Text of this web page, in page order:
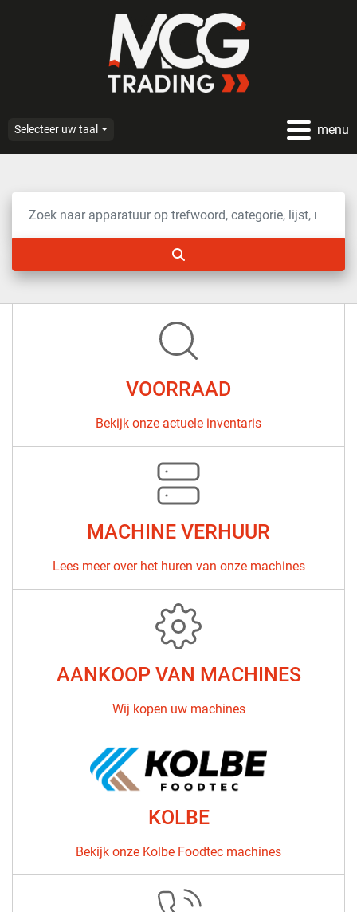
menu
Selecteer uw taal
VOORRAAD
Bekijk onze actuele inventaris
MACHINE VERHUUR
Lees meer over het huren van onze machines
AANKOOP VAN MACHINES
Wij kopen uw machines
KOLBE
Bekijk onze Kolbe Foodtec machines